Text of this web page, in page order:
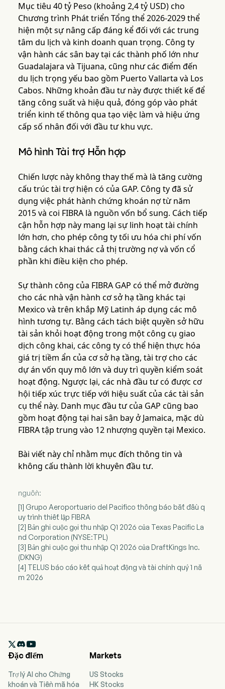
Mục tiêu 40 tỷ Peso (khoảng 2,4 tỷ USD) cho
Chương trình Phát triển Tổng thể 2026-2029 thể
hiện một sự nâng cấp đáng kể đối với các trung
tâm du lịch và kinh doanh quan trọng. Công ty
vận hành các sân bay tại các thành phố lớn như
Guadalajara và Tijuana, cũng như các điểm đến
du lịch trọng yếu bao gồm Puerto Vallarta và Los
Cabos. Những khoản đầu tư này được thiết kế để
tăng công suất và hiệu quả, đóng góp vào phát
triển kinh tế thông qua tạo việc làm và hiệu ứng
cấp số nhân đối với đầu tư khu vực.
Mô hình Tài trợ Hỗn hợp
Chiến lược này không thay thế mà là tăng cường
cấu trúc tài trợ hiện có của GAP. Công ty đã sử
dụng việc phát hành chứng khoán nợ từ năm
2015 và coi FIBRA là nguồn vốn bổ sung. Cách tiếp
cận hỗn hợp này mang lại sự linh hoạt tài chính
lớn hơn, cho phép công ty tối ưu hóa chi phí vốn
bằng cách khai thác cả thị trường nợ và vốn cổ
phần khi điều kiện cho phép.
Sự thành công của FIBRA GAP có thể mở đường
cho các nhà vận hành cơ sở hạ tầng khác tại
Mexico và trên khắp Mỹ Latinh áp dụng các mô
hình tương tự. Bằng cách tách biệt quyền sở hữu
tài sản khỏi hoạt động trong một công cụ giao
dịch công khai, các công ty có thể hiện thực hóa
giá trị tiềm ẩn của cơ sở hạ tầng, tài trợ cho các
dự án vốn quy mô lớn và duy trì quyền kiểm soát
hoạt động. Ngược lại, các nhà đầu tư có được cơ
hội tiếp xúc trực tiếp với hiệu suất của các tài sản
cụ thể này. Danh mục đầu tư của GAP cũng bao
gồm hoạt động tại hai sân bay ở Jamaica, mặc dù
FIBRA tập trung vào 12 nhượng quyền tại Mexico.
Bài viết này chỉ nhằm mục đích thông tin và
không cấu thành lời khuyên đầu tư.
nguồn:
[1] Grupo Aeroportuario del Pacifico thông báo bắt đầu q
uy trình thiết lập FIBRA
[2] Bản ghi cuộc gọi thu nhập Q1 2026 của Texas Pacific La
nd Corporation (NYSE:TPL)
[3] Bản ghi cuộc gọi thu nhập Q1 2026 của DraftKings Inc.
(DKNG)
[4] TELUS báo cáo kết quả hoạt động và tài chính quý 1 nă
m 2026

Đặc điểm
Trợ lý AI cho Chứng
khoán và Tiền mã hóa
Markets
US Stocks
HK Stocks